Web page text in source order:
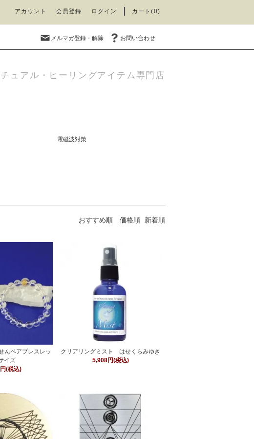
アカウント 会員登録 ログイン カート(0)
メルマガ登録・解除 お問い合わせ
ュアル・ヒーリングアイテム専門店
電磁波対策
おすすめ順 価格順 新着順
んペアブレスレッ
イズ
(税込)
クリアリングミスト はせくらみゆき
5,908円(税込)